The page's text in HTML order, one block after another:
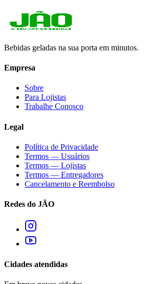
Bebidas geladas na sua porta em minutos.
Empresa
Sobre
Para Lojistas
Trabalhe Conosco
Legal
Política de Privacidade
Termos — Usuários
Termos — Lojistas
Termos — Entregadores
Cancelamento e Reembolso
Redes do JÃO
Cidades atendidas